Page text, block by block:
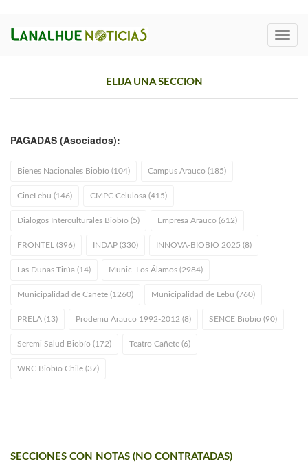
ELIJA UNA SECCION
PAGADAS (Asociados):
Bienes Nacionales Biobío (104) Campus Arauco (185)
CineLebu (146) CMPC Celulosa (415)
Dialogos Interculturales Biobío (5) Empresa Arauco (612)
FRONTEL (396) INDAP (330) INNOVA-BIOBIO 2025 (8)
Las Dunas Tirúa (14) Munic. Los Álamos (2984)
Municipalidad de Cañete (1260) Municipalidad de Lebu (760)
PRELA (13) Prodemu Arauco 1992-2012 (8) SENCE Biobi­o (90)
Seremi Salud Biobío (172) Teatro Cañete (6)
WRC Biobío Chile (37)
SECCIONES CON NOTAS (NO CONTRATADAS)